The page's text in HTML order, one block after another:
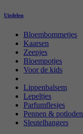
Uitdelen
Bloembommetjes
Kaarsen
Zeepjes
Bloempotjes
Voor de kids
Lippenbalsem
Lepeltjes
Parfumflesjes
Pennen & potloden
Sleutelhangers